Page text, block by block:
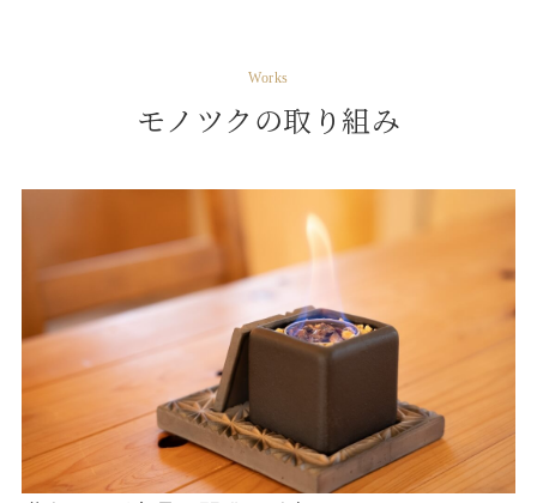
Works
モノツクの取り組み